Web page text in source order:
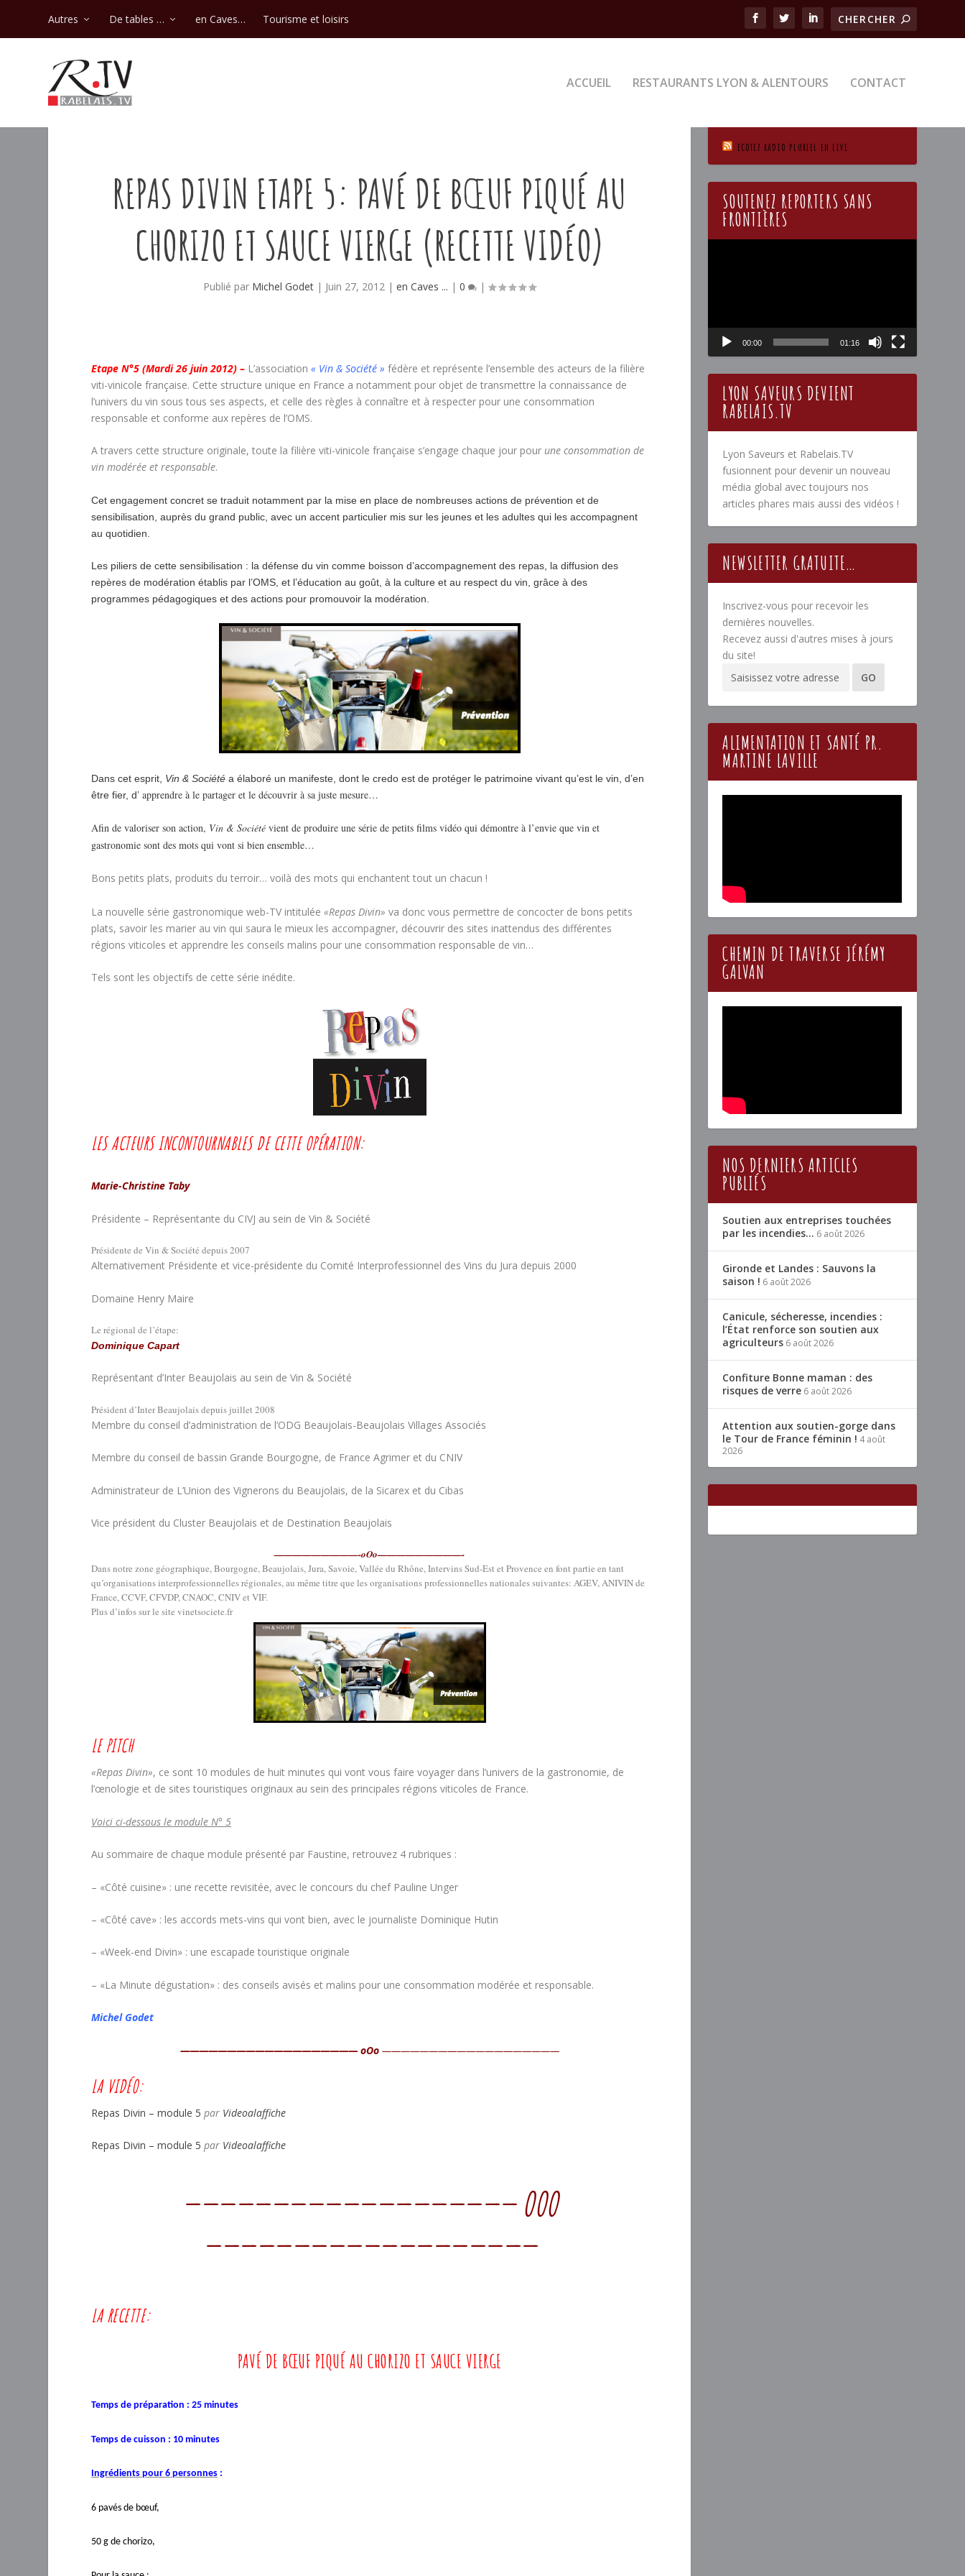
Autres De tables … en Caves… Tourisme et loisirs
ACCUEIL RESTAURANTS LYON & ALENTOURS CONTACT
REPAS DIVIN ETAPE 5: PAVÉ DE BŒUF PIQUÉ AU
CHORIZO ET SAUCE VIERGE (RECETTE VIDÉO)
Publié par Michel Godet | Juin 27, 2012 |en Caves ... |0 |
Etape N°5 (Mardi 26 juin 2012) – L’association« Vin & Société » fédère et représente l’ensemble des acteurs de la filière
viti-vinicole française. Cette structure unique en France a notamment pour objet de transmettre la connaissance de
l’univers du vin sous tous ses aspects, et celle des règles à connaître et à respecter pour une consommation
responsable et conforme aux repères de l’OMS.
A travers cette structure originale, toute la filière viti-vinicole française s’engage chaque jour pour une consommation de
vin modérée et responsable.
Cet engagement concret se traduit notamment par la mise en place de nombreuses actions de prévention et de
sensibilisation, auprès du grand public, avec un accent particulier mis sur les jeunes et les adultes qui les accompagnent
au quotidien.
Les piliers de cette sensibilisation : la défense du vin comme boisson d’accompagnement des repas, la diffusion des
repères de modération établis par l’OMS, et l’éducation au goût, à la culture et au respect du vin, grâce à des
programmes pédagogiques et des actions pour promouvoir la modération.
Dans cet esprit, Vin & Société a élaboré un manifeste, dont le credo est de protéger le patrimoine vivant qu’est le vin, d’en
être fier, d’ apprendre à le partager et le découvrir à sa juste mesure…
Afin de valoriser son action, Vin & Société vient de produire une série de petits films vidéo qui démontre à l’envie que vin et
gastronomie sont des mots qui vont si bien ensemble…
Bons petits plats, produits du terroir… voilà des mots qui enchantent tout un chacun !
La nouvelle série gastronomique web-TV intitulée«Repas Divin» va donc vous permettre de concocter de bons petits
plats, savoir les marier au vin qui saura le mieux les accompagner, découvrir des sites inattendus des différentes
régions viticoles et apprendre les conseils malins pour une consommation responsable de vin…
Tels sont les objectifs de cette série inédite.
LES ACTEURS INCONTOURNABLES DE CETTE OPÉRATION:
Marie-Christine Taby
Présidente – Représentante du CIVJ au sein de Vin & Société
Présidente de Vin & Société depuis 2007
Alternativement Présidente et vice-présidente du Comité Interprofessionnel des Vins du Jura depuis 2000
Domaine Henry Maire
Le régional de l’étape:
Dominique Capart
Représentant d’Inter Beaujolais au sein de Vin & Société
Président d’Inter Beaujolais depuis juillet 2008
Membre du conseil d’administration de l’ODG Beaujolais-Beaujolais Villages Associés
Membre du conseil de bassin Grande Bourgogne, de France Agrimer et du CNIV
Administrateur de L’Union des Vignerons du Beaujolais, de la Sicarex et du Cibas
Vice président du Cluster Beaujolais et de Destination Beaujolais
—————————-oOo—————————-
Dans notre zone géographique, Bourgogne, Beaujolais, Jura, Savoie, Vallée du Rhône, Intervins Sud-Est et Provence en font partie en tant
qu’organisations interprofessionnelles régionales, au même titre que les organisations professionnelles nationales suivantes: AGEV, ANIVIN de
France, CCVF, CFVDP, CNAOC, CNIV et VIF.
Plus d’infos sur le site vinetsociete.fr
LE PITCH
«Repas Divin», ce sont 10 modules de huit minutes qui vont vous faire voyager dans l’univers de la gastronomie, de
l’œnologie et de sites touristiques originaux au sein des principales régions viticoles de France.
Voici ci-dessous le module N° 5
Au sommaire de chaque module présenté par Faustine, retrouvez 4 rubriques :
– «Côté cuisine» : une recette revisitée, avec le concours du chef Pauline Unger
– «Côté cave» : les accords mets-vins qui vont bien, avec le journaliste Dominique Hutin
– «Week-end Divin» : une escapade touristique originale
– «La Minute dégustation» : des conseils avisés et malins pour une consommation modérée et responsable.
Michel Godet
——————————————————— oOo ———————————————————
LA VIDÉO:
Repas Divin – module 5 par Videoalaffiche
Repas Divin – module 5 par Videoalaffiche
——————————————————— OOO
———————————————————
LA RECETTE:
PAVÉ DE BŒUF PIQUÉ AU CHORIZO ET SAUCE VIERGE
Temps de préparation : 25 minutes
Temps de cuisson : 10 minutes
Ingrédients pour 6 personnes :
6 pavés de bœuf,
50 g de chorizo,
ECOTEZ RADIO PLURIEL EN LIVE
SOUTENEZ REPORTERS SANS
FRONTIÈRES
00:00 01:16
LYON SAVEURS DEVIENT
RABELAIS.TV
Lyon Saveurs et Rabelais.TV
fusionnent pour devenir un nouveau
média global avec toujours nos
articles phares mais aussi des vidéos !
NEWSLETTER GRATUITE…
Inscrivez-vous pour recevoir les
dernières nouvelles.
Recevez aussi d'autres mises à jours
du site!
ALIMENTATION ET SANTÉ PR.
MARTINE LAVILLE
CHEMIN DE TRAVERSE JÉRÉMY
GALVAN
NOS DERNIERS ARTICLES
PUBLIÉS
Soutien aux entreprises touchées
par les incendies… 6 août 2026
Gironde et Landes : Sauvons la
saison ! 6 août 2026
Canicule, sécheresse, incendies :
l’État renforce son soutien aux
agriculteurs 6 août 2026
Confiture Bonne maman : des
risques de verre 6 août 2026
Attention aux soutien-gorge dans
le Tour de France féminin ! 4 août
2026